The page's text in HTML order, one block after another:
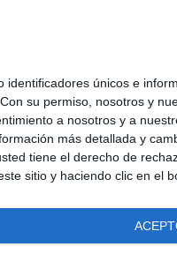
únicos e
Con su permiso, nosotros y
a nosotros y a
más detallada y
tiene el derecho de
sitio y haciendo clic en el
Regístrate